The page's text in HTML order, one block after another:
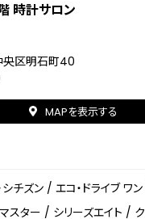
時計サロン
央区明石町40
MAPを表示する
シチズン / エコ・ドライブ ワン
スター / シリーズエイト /